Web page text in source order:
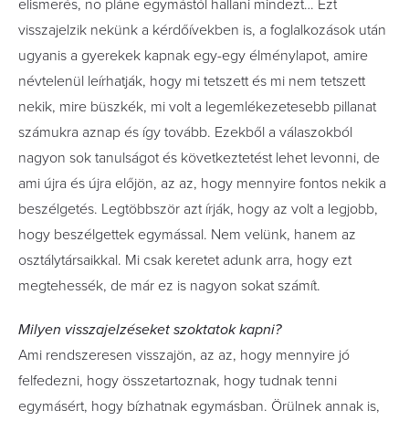
elismerés, no pláne egymástól hallani mindezt… Ezt
visszajelzik nekünk a kérdőívekben is, a foglalkozások után
ugyanis a gyerekek kapnak egy-egy élménylapot, amire
névtelenül leírhatják, hogy mi tetszett és mi nem tetszett
nekik, mire büszkék, mi volt a legemlékezetesebb pillanat
számukra aznap és így tovább. Ezekből a válaszokból
nagyon sok tanulságot és következtetést lehet levonni, de
ami újra és újra előjön, az az, hogy mennyire fontos nekik a
beszélgetés. Legtöbbször azt írják, hogy az volt a legjobb,
hogy beszélgettek egymással. Nem velünk, hanem az
osztálytársaikkal. Mi csak keretet adunk arra, hogy ezt
megtehessék, de már ez is nagyon sokat számít.
Milyen visszajelzéseket szoktatok kapni?
Ami rendszeresen visszajön, az az, hogy mennyire jó
felfedezni, hogy összetartoznak, hogy tudnak tenni
egymásért, hogy bízhatnak egymásban. Örülnek annak is,